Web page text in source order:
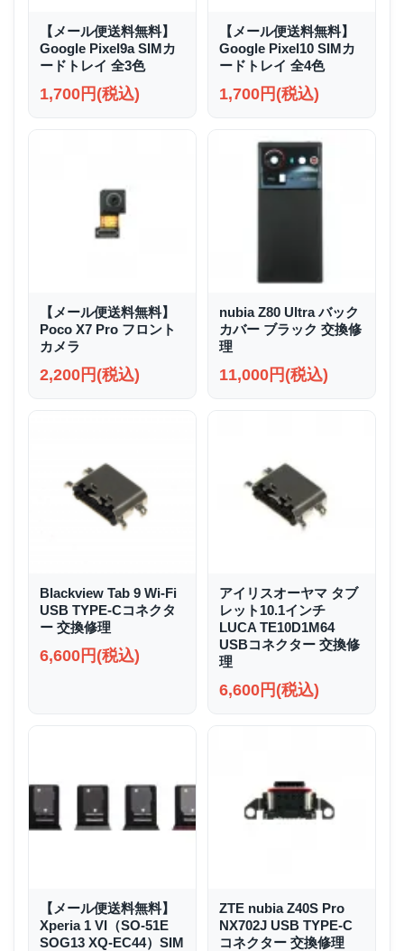
【メール便送料無料】
Google Pixel9a SIMカ
ードトレイ 全3色
1,700円(税込)
【メール便送料無料】
Google Pixel10 SIMカ
ードトレイ 全4色
1,700円(税込)
【メール便送料無料】
Poco X7 Pro フロント
カメラ
2,200円(税込)
nubia Z80 Ultra バック
カバー ブラック 交換修
理
11,000円(税込)
Blackview Tab 9 Wi-Fi
USB TYPE-Cコネクタ
ー 交換修理
6,600円(税込)
アイリスオーヤマ タブ
レット10.1インチ
LUCA TE10D1M64
USBコネクター 交換修
理
6,600円(税込)
【メール便送料無料】
Xperia 1 VI（SO-51E
SOG13 XQ-EC44）SIM
ZTE nubia Z40S Pro
NX702J USB TYPE-C
コネクター 交換修理